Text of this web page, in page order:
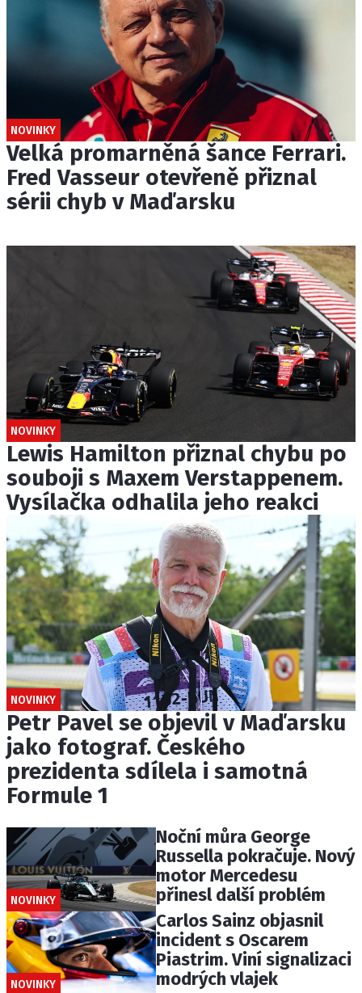
NOVINKY
Velká promarněná šance Ferrari.
Fred Vasseur otevřeně přiznal
sérii chyb v Maďarsku
NOVINKY
Lewis Hamilton přiznal chybu po
souboji s Maxem Verstappenem.
Vysílačka odhalila jeho reakci
NOVINKY
Petr Pavel se objevil v Maďarsku
jako fotograf. Českého
prezidenta sdílela i samotná
Formule 1
NOVINKY
Noční můra George
Russella pokračuje. Nový
motor Mercedesu
přinesl další problém
NOVINKY
Carlos Sainz objasnil
incident s Oscarem
Piastrim. Viní signalizaci
modrých vlajek